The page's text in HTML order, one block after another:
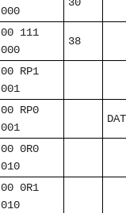
000
30
00 111
000
38
00 RP1
001
00 RP0
001
00 0R0
010
00 0R1
010